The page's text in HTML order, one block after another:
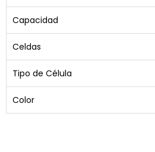
Capacidad
Celdas
Tipo de Célula
Color